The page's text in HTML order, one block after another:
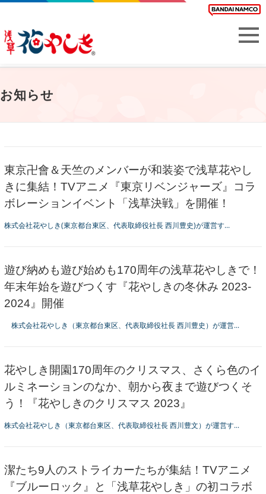
お知らせ
東京卍會＆天竺のメンバーが和装姿で浅草花やし
きに集結！TVアニメ『東京リベンジャーズ』コラ
ボレーションイベント「浅草決戦」を開催！
株式会社花やしき(東京都台東区、代表取締役社長 西川豊史)が運営す...
遊び納めも遊び始めも170周年の浅草花やしきで！
年末年始を遊びつくす『花やしきの冬休み 2023-
2024』開催
株式会社花やしき（東京都台東区、代表取締役社長 西川豊史）が運営...
花やしき開園170周年のクリスマス、さくら色のイ
ルミネーションのなか、朝から夜まで遊びつくそ
う！『花やしきのクリスマス 2023』
株式会社花やしき（東京都台東区、代表取締役社長 西川豊文）が運営す...
潔たち9人のストライカーたちが集結！TVアニメ
『ブルーロック』と「浅草花やしき」の初コラボ